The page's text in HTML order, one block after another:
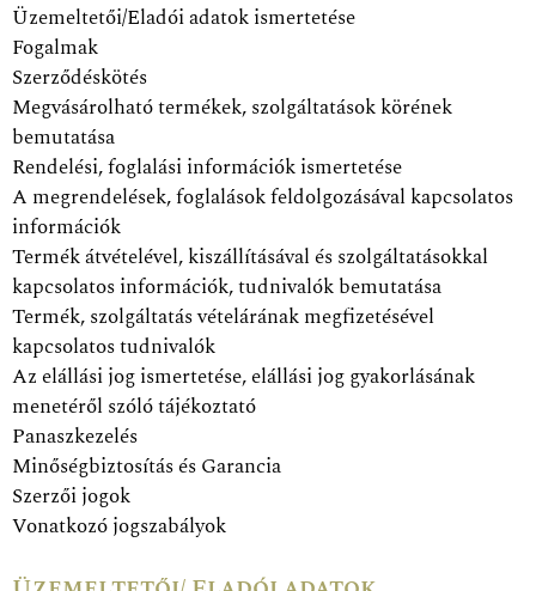
Üzemeltetői/Eladói adatok ismertetése
Fogalmak
Szerződéskötés
Megvásárolható termékek, szolgáltatások körének
bemutatása
Rendelési, foglalási információk ismertetése
A megrendelések, foglalások feldolgozásával kapcsolatos
információk
Termék átvételével, kiszállításával és szolgáltatásokkal
kapcsolatos információk, tudnivalók bemutatása
Termék, szolgáltatás vételárának megfizetésével
kapcsolatos tudnivalók
Az elállási jog ismertetése, elállási jog gyakorlásának
menetéről szóló tájékoztató
Panaszkezelés
Minőségbiztosítás és Garancia
Szerzői jogok
Vonatkozó jogszabályok